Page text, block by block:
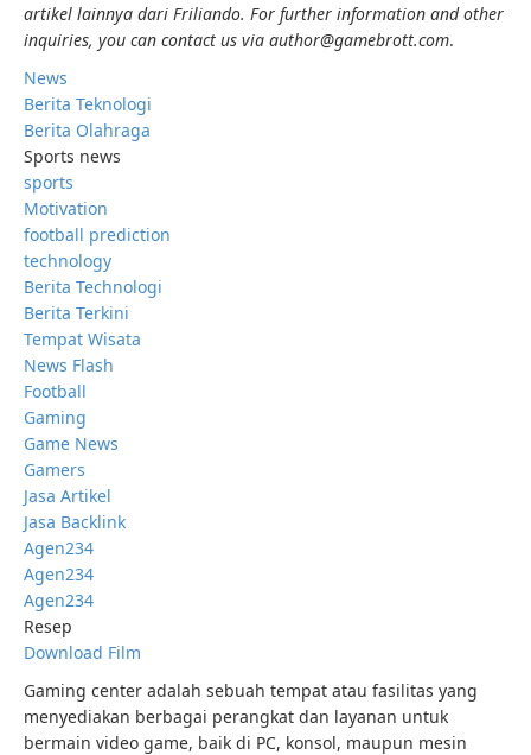
artikel lainnya dari Friliando. For further information and other
inquiries, you can contact us via author@gamebrott.com.
News
Berita Teknologi
Berita Olahraga
Sports news
sports
Motivation
football prediction
technology
Berita Technologi
Berita Terkini
Tempat Wisata
News Flash
Football
Gaming
Game News
Gamers
Jasa Artikel
Jasa Backlink
Agen234
Agen234
Agen234
Resep
Download Film
Gaming center adalah sebuah tempat atau fasilitas yang
menyediakan berbagai perangkat dan layanan untuk
bermain video game, baik di PC, konsol, maupun mesin